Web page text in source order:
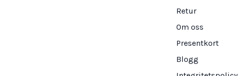
Retur
Om oss
Presentkort
Blogg